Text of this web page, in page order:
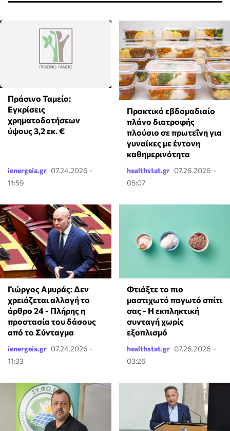
Πράσινο Ταμείο:
Εγκρίσεις
χρηματοδοτήσεων
ύψους 3,2 εκ. €
ienergeia.gr 07.24.2026 -
11:59
Πρακτικό εβδομαδιαίο
πλάνο διατροφής
πλούσιο σε πρωτεΐνη για
γυναίκες με έντονη
καθημερινότητα
healthstat.gr 07.26.2026 -
05:07
Γιώργος Αμυράς: Δεν
χρειάζεται αλλαγή το
άρθρο 24 - Πλήρης η
προστασία του δάσους
από το Σύνταγμα
ienergeia.gr 07.24.2026 -
11:33
Φτιάξτε το πιο
μαστιχωτό παγωτό σπίτι
σας - Η εκπληκτική
συνταγή χωρίς
εξοπλισμό
healthstat.gr 07.26.2026 -
03:26